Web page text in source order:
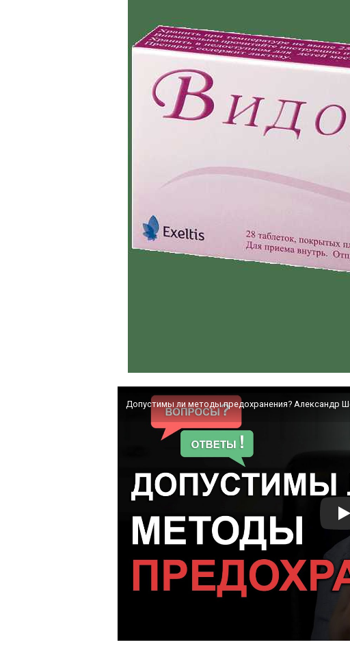
Допустимы ли методы предохранения? Александр